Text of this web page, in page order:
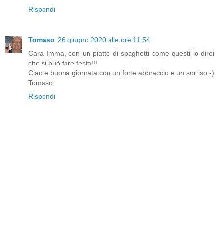
Rispondi
Tomaso 26 giugno 2020 alle ore 11:54
Cara Imma, con un piatto di spaghetti come questi io direi
che si può fare festa!!!
Ciao e buona giornata con un forte abbraccio e un sorriso:-)
Tomaso
Rispondi